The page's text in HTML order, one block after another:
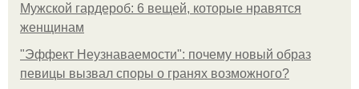
Мужской гардероб: 6 вещей, которые нравятся
женщинам
"Эффект Неузнаваемости": почему новый образ
певицы вызвал споры о гранях возможного?